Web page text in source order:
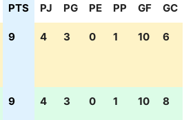
PTS PJ PG PE PP GF GC
PTS PJ PG PE PP GF GC
9 4 3 0 1 10 6
9 4 3 0 1 10 8